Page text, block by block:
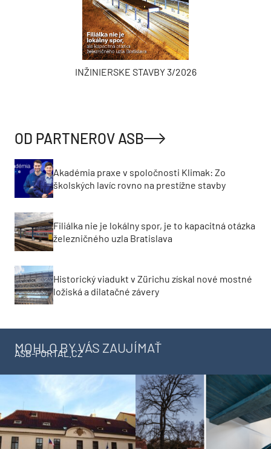
INŽINIERSKE STAVBY 3/2026
OD PARTNEROV ASB
Akadémia praxe v spoločnosti Klimak: Zo
školských lavíc rovno na prestížne stavby
Filiálka nie je lokálny spor, je to kapacitná otázka
železničného uzla Bratislava
Historický viadukt v Zürichu získal nové mostné
ložiská a dilatačné závery
MOHLO BY VÁS ZAUJÍMAŤ
ASB-PORTAL.CZ